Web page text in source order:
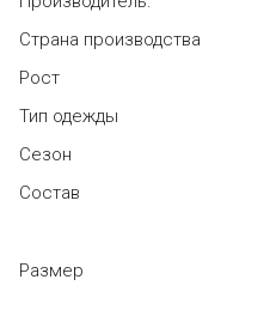
Страна производства
Рост
Тип одежды
Сезон
Состав
Размер